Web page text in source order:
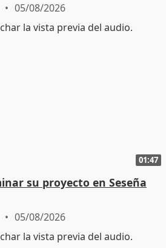
05/08/2026
01:47
su proyecto en Seseña
05/08/2026